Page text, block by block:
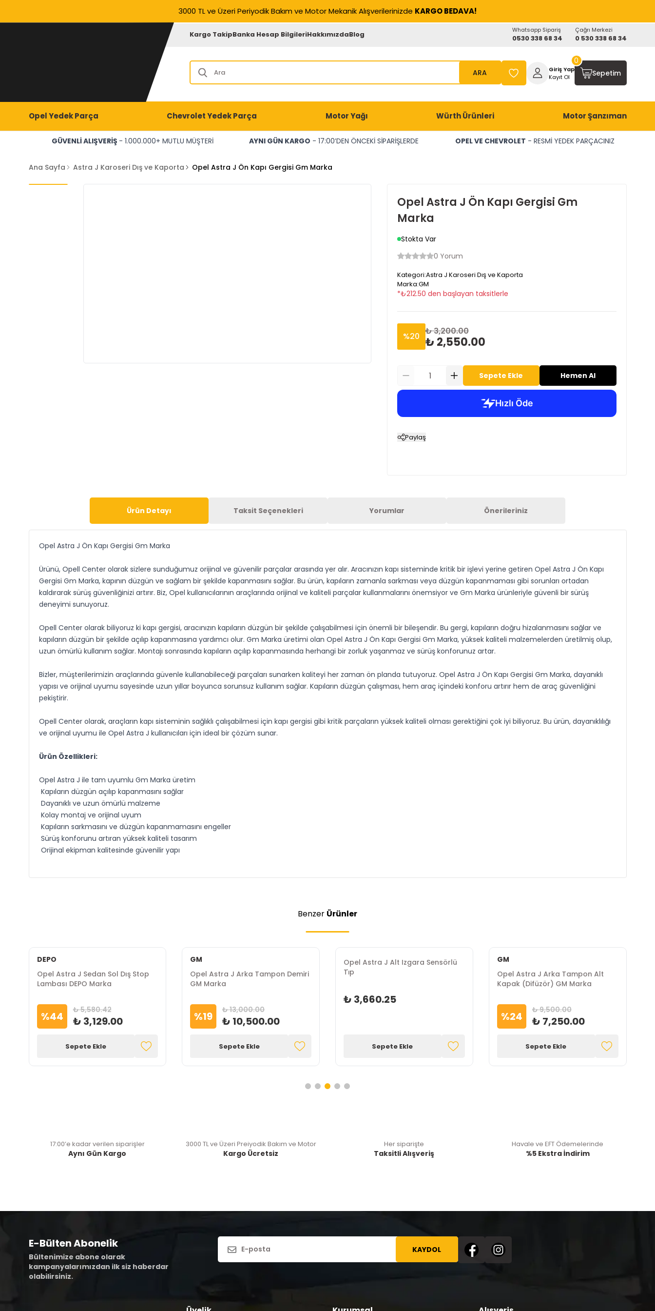
3000 TL ve Üzeri Periyodik Bakım ve Motor Mekanik Alışverilerinizde KARGO BEDAVA!
Kargo TakipBanka Hesap BilgileriHakkımızdaBlog Whatsapp Sipariş
0530 338 68 34
Çağrı Merkezi
0 530 338 68 34
ARA
Giriş Yap
Kayıt Ol
Sepetim
0
Opel Yedek Parça Chevrolet Yedek Parça Motor Yağı Würth Ürünleri Motor Şanzıman
GÜVENLİ ALIŞVERİŞ - 1.000.000+ MUTLU MÜŞTERİ AYNI GÜN KARGO - 17:00’DEN ÖNCEKİ SİPARİŞLERDE OPEL VE CHEVROLET - RESMİ YEDEK PARÇACINIZ
Ana Sayfa Astra J Karoseri Dış ve Kaporta Opel Astra J Ön Kapı Gergisi Gm Marka
Opel Astra J Ön Kapı Gergisi Gm
Marka
Stokta Var
0 Yorum
Kategori:Astra J Karoseri Dış ve Kaporta
Marka:GM
*₺212.50 den başlayan taksitlerle
%20 ₺ 3,200.00
₺ 2,550.00
Sepete Ekle Hemen Al
Paylaş
Ürün Detayı Taksit Seçenekleri Yorumlar Önerileriniz
Opel Astra J Ön Kapı Gergisi Gm Marka
Ürünü, Opell Center olarak sizlere sunduğumuz orijinal ve güvenilir parçalar arasında yer alır. Aracınızın kapı sisteminde kritik bir işlevi yerine getiren Opel Astra J Ön Kapı
Gergisi Gm Marka, kapının düzgün ve sağlam bir şekilde kapanmasını sağlar. Bu ürün, kapıların zamanla sarkması veya düzgün kapanmaması gibi sorunları ortadan
kaldırarak sürüş güvenliğinizi artırır. Biz, Opel kullanıcılarının araçlarında orijinal ve kaliteli parçalar kullanmalarını önemsiyor ve Gm Marka ürünleriyle güvenli bir sürüş
deneyimi sunuyoruz.
Opell Center olarak biliyoruz ki kapı gergisi, aracınızın kapıların düzgün bir şekilde çalışabilmesi için önemli bir bileşendir. Bu gergi, kapıların doğru hizalanmasını sağlar ve
kapıların düzgün bir şekilde açılıp kapanmasına yardımcı olur. Gm Marka üretimi olan Opel Astra J Ön Kapı Gergisi Gm Marka, yüksek kaliteli malzemelerden üretilmiş olup,
uzun ömürlü kullanım sağlar. Montajı sonrasında kapıların açılıp kapanmasında herhangi bir zorluk yaşanmaz ve sürüş konforunuz artar.
Bizler, müşterilerimizin araçlarında güvenle kullanabileceği parçaları sunarken kaliteyi her zaman ön planda tutuyoruz. Opel Astra J Ön Kapı Gergisi Gm Marka, dayanıklı
yapısı ve orijinal uyumu sayesinde uzun yıllar boyunca sorunsuz kullanım sağlar. Kapıların düzgün çalışması, hem araç içindeki konforu artırır hem de araç güvenliğini
pekiştirir.
Opell Center olarak, araçların kapı sisteminin sağlıklı çalışabilmesi için kapı gergisi gibi kritik parçaların yüksek kaliteli olması gerektiğini çok iyi biliyoruz. Bu ürün, dayanıklılığı
ve orijinal uyumu ile Opel Astra J kullanıcıları için ideal bir çözüm sunar.
Ürün Özellikleri:
Opel Astra J ile tam uyumlu Gm Marka üretim
Kapıların düzgün açılıp kapanmasını sağlar
Dayanıklı ve uzun ömürlü malzeme
Kolay montaj ve orijinal uyum
Kapıların sarkmasını ve düzgün kapanmamasını engeller
Sürüş konforunu artıran yüksek kaliteli tasarım
Orijinal ekipman kalitesinde güvenilir yapı
Benzer Ürünler
DEPO
Opel Astra J Sedan Sol Dış Stop
Lambası DEPO Marka
%44 ₺ 5,580.42
₺ 3,129.00
Sepete Ekle
GM
Opel Astra J Arka Tampon Demiri
GM Marka
%19 ₺ 13,000.00
₺ 10,500.00
Sepete Ekle
Opel Astra J Alt Izgara Sensörlü
Ti̇p
₺ 3,660.25
Sepete Ekle
GM
Opel Astra J Arka Tampon Alt
Kapak (Difüzör) GM Marka
%24 ₺ 9,500.00
₺ 7,250.00
Sepete Ekle
17:00’e kadar verilen siparişler
Aynı Gün Kargo
3000 TL ve Üzeri Preiyodik Bakım ve Motor
Kargo Ücretsiz
Her siparişte
Taksitli Alışveriş
Havale ve EFT Ödemelerinde
%5 Ekstra İndirim
E-Bülten Abonelik
Bültenimize abone olarak
kampanyalarımızdan ilk siz haberdar
olabilirsiniz.
KAYDOL